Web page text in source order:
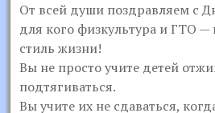
От всей души поздравляем с
для кого физкультура и ГТО —
стиль жизни!
Вы не просто учите детей
подтягиваться.
Вы учите их не сдаваться,